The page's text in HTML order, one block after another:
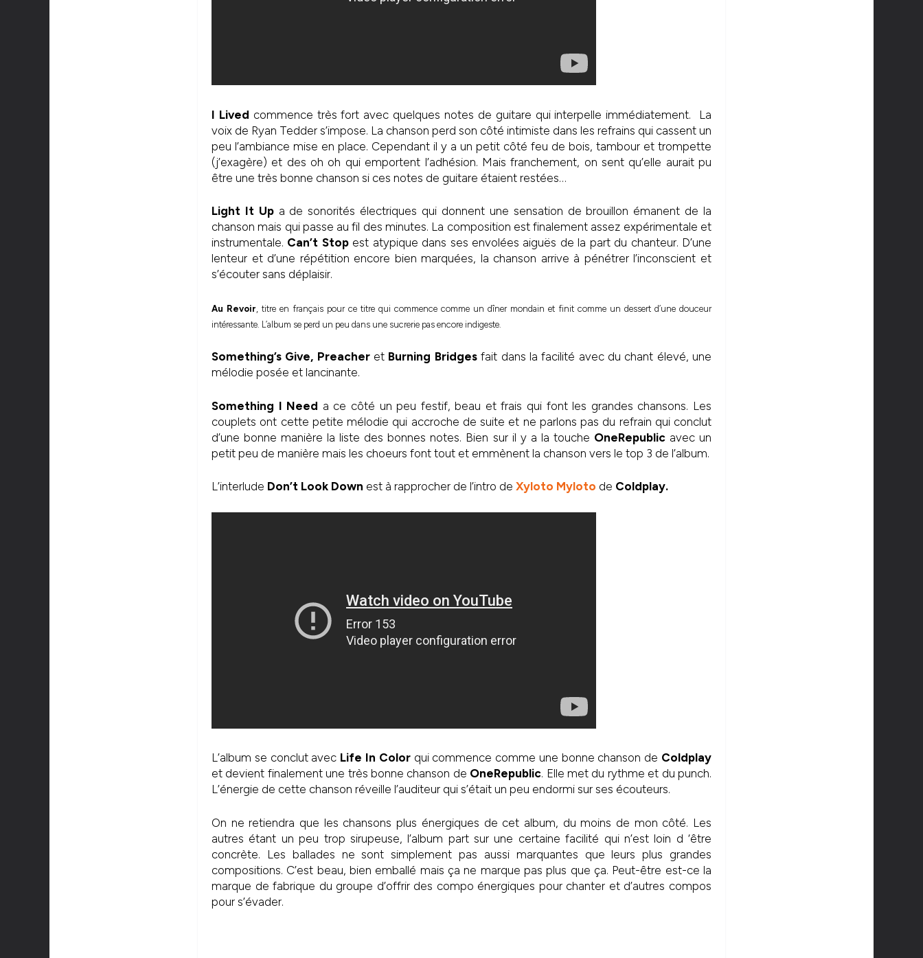
I Lived commence très fort avec quelques notes de guitare qui interpelle immédiatement. La
voix de Ryan Tedder s’impose. La chanson perd son côté intimiste dans les refrains qui cassent un
peu l’ambiance mise en place. Cependant il y a un petit côté feu de bois, tambour et trompette
(j’exagère) et des oh oh qui emportent l’adhésion. Mais franchement, on sent qu’elle aurait pu
être une très bonne chanson si ces notes de guitare étaient restées…
Light It Upa de sonorités électriques qui donnent une sensation de brouillon émanent de la
chanson mais qui passe au fil des minutes. La composition est finalement assez expérimentale et
instrumentale. Can’t Stopest atypique dans ses envolées aiguës de la part du chanteur. D’une
lenteur et d’une répétition encore bien marquées, la chanson arrive à pénétrer l’inconscient et
s’écouter sans déplaisir.
Au Revoir , titre en français pour ce titre qui commence comme un dîner mondain et finit comme un dessert d’une douceur
intéressante. L’album se perd un peu dans une sucrerie pas encore indigeste.
Something’s Give, Preacher et Burning Bridgesfait dans la facilité avec du chant élevé, une
mélodie posée et lancinante.
Something I Need a ce côté un peu festif, beau et frais qui font les grandes chansons. Les
couplets ont cette petite mélodie qui accroche de suite et ne parlons pas du refrain qui conclut
d’une bonne manière la liste des bonnes notes. Bien sur il y a la touche OneRepublicavec un
petit peu de manière mais les choeurs font tout et emmènent la chanson vers le top 3 de l’album.
L’interlude Don’t Look Down est à rapprocher de l’intro de Xyloto Myloto de Coldplay.
L’album se conclut avec Life In Colorqui commence comme une bonne chanson de Coldplay
et devient finalement une très bonne chanson de OneRepublic. Elle met du rythme et du punch.
L’énergie de cette chanson réveille l’auditeur qui s’était un peu endormi sur ses écouteurs.
On ne retiendra que les chansons plus énergiques de cet album, du moins de mon côté. Les
autres étant un peu trop sirupeuse, l’album part sur une certaine facilité qui n’est loin d ‘être
concrète. Les ballades ne sont simplement pas aussi marquantes que leurs plus grandes
compositions. C’est beau, bien emballé mais ça ne marque pas plus que ça. Peut-être est-ce la
marque de fabrique du groupe d’offrir des compo énergiques pour chanter et d’autres compos
pour s’évader.